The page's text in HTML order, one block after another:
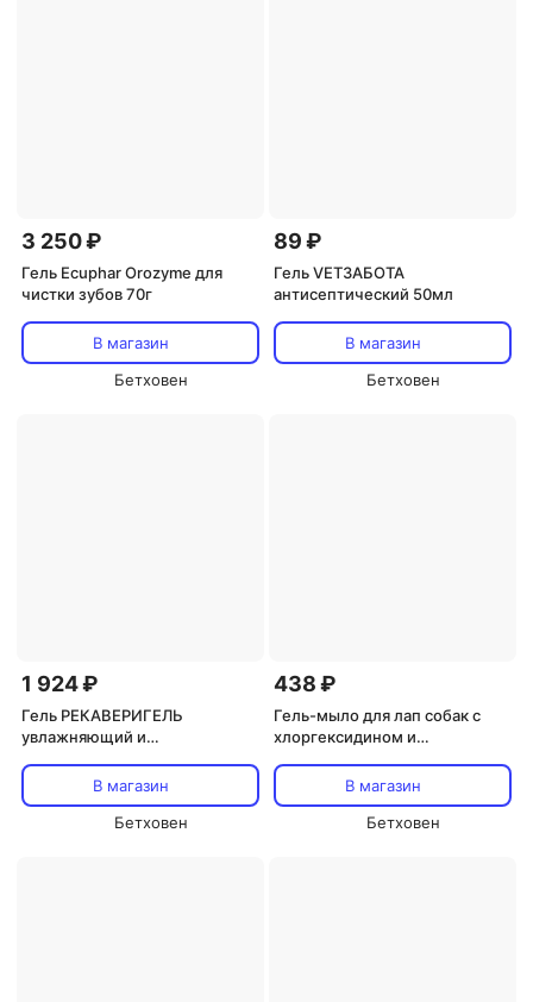
3 250 ₽
Гель Ecuphar Orozyme для
чистки зубов 70г
В магазин
Бетховен
89 ₽
Гель VETЗАБОТА
антисептический 50мл
В магазин
Бетховен
1 924 ₽
Гель РЕКАВЕРИГЕЛЬ
увлажняющий и
глаз, туба, 15 гВ магазин
Бетховен
438 ₽
Гель-мыло для лап собак с
хлоргексидином и
В магазин
Бетховен